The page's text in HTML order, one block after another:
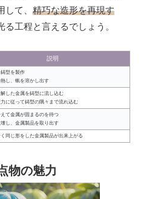
て、 精巧な造形を再現す
る工程と言えるでしょう。
説明
型を製作
し、蝋を溶かし出す
した金属を鋳型に流し込む
に従って鋳型の隅々まで流れ込む
て金属が固まるのを待つ
し、金属製品を取り出す
同じ形をした金属製品が出来上がる
物の魅力